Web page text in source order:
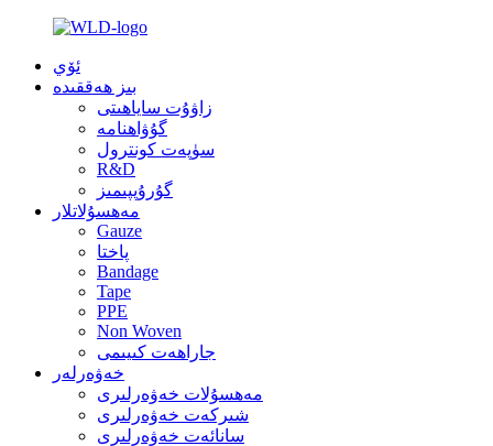
ئۆي
بىز ھەققىدە
زاۋۇت ساياھىتى
گۇۋاھنامە
سۈپەت كونترول
R&D
گۇرۇپپىمىز
مەھسۇلاتلار
Gauze
پاختا
Bandage
Tape
PPE
Non Woven
جاراھەت كىيىمى
خەۋەرلەر
مەھسۇلات خەۋەرلىرى
شىركەت خەۋەرلىرى
سانائەت خەۋەرلىرى